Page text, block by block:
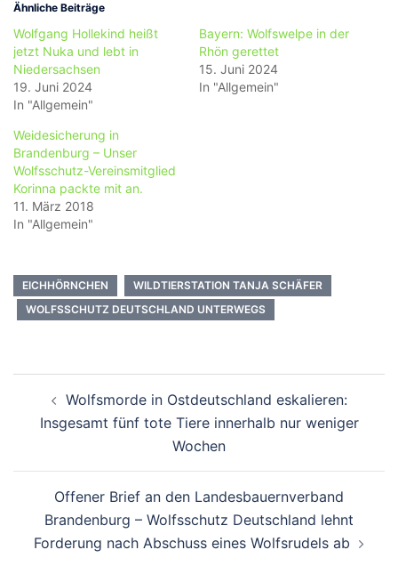
Ähnliche Beiträge
Wolfgang Hollekind heißt
jetzt Nuka und lebt in
Niedersachsen
19. Juni 2024
In "Allgemein"
Bayern: Wolfswelpe in der
Rhön gerettet
15. Juni 2024
In "Allgemein"
Weidesicherung in
Brandenburg – Unser
Wolfsschutz-Vereinsmitglied
Korinna packte mit an.
11. März 2018
In "Allgemein"
EICHHÖRNCHEN
WILDTIERSTATION TANJA SCHÄFER
WOLFSSCHUTZ DEUTSCHLAND UNTERWEGS
Wolfsmorde in Ostdeutschland eskalieren:
Insgesamt fünf tote Tiere innerhalb nur weniger
Wochen
Offener Brief an den Landesbauernverband
Brandenburg – Wolfsschutz Deutschland lehnt
Forderung nach Abschuss eines Wolfsrudels ab